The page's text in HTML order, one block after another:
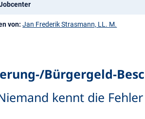
von: Jan Frederik Strasmann, LL. M.
Bürgergeld-
kennt die